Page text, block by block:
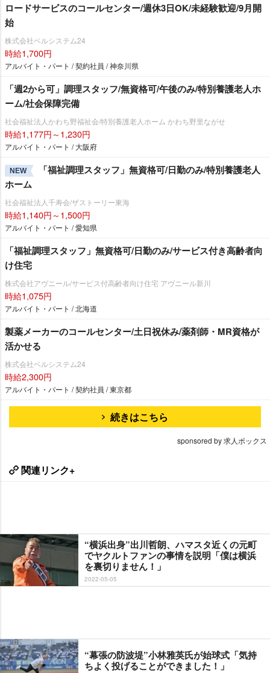
ロードサービスのコールセンター/週休3日OK/未経験歓迎/9月開
始
株式会社ベルシステム24
時給1,700円
アルバイト・パート / 契約社員 / 神奈川県
「週2から可」調理スタッフ/無資格可/午後のみ/特別養護老人ホ
ーム/社会保障完備
社会福祉法人かわち野福祉会/特別養護老人ホーム かわち野里ながせ
時給1,177円～1,230円
アルバイト・パート / 大阪府
NEW
「福祉調理スタッフ」無資格可/日勤のみ/特別養護老人
ホーム
社会福祉法人千寿会/ザストーリー東海
時給1,140円～1,500円
アルバイト・パート / 愛知県
「福祉調理スタッフ」無資格可/日勤のみ/サービス付き高齢者向
け住宅
株式会社アヴニール/サービス付高齢者向け住宅 アヴニール新川
時給1,075円
アルバイト・パート / 北海道
製薬メーカーのコールセンター/土日祝休み/薬剤師・MR資格が
活かせる
株式会社ベルシステム24
時給2,300円
アルバイト・パート / 契約社員 / 東京都
続きはこちら
sponsored by 求人ボックス
関連リンク+
“横浜出身”出川哲朗、ハマスタ近くの元町
でヤクルトファンの事情を説明「僕は横浜
を裏切りません！」
2022-05-05
“幕張の防波堤”小林雅英氏が始球式「気持
ちよく投げることができました！」